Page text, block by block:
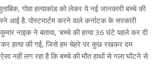
गोवा हत्याकांड को लेकर ये नई जानकारी बच्चे की
आई है. पोस्टमार्टम करने वाले कर्नाटक के सरकारी
नाइक ने बताया, ‘बच्चे की हत्या 36 घंटे पहले कर दी
हत्या की गई, जिसे हम चेहरे पर कुछ रखकर दम
नहीं लग रहा है कि बच्चे की मौत हाथों से गला घोंटने से